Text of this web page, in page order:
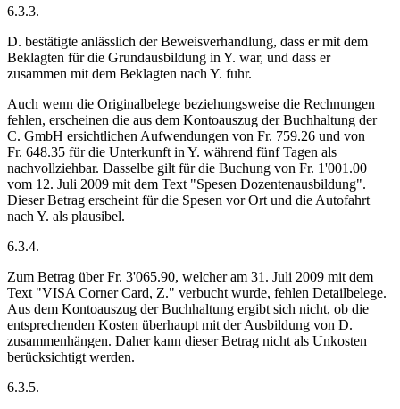
6.3.3.
D. bestätigte anlässlich der Beweisverhandlung, dass er mit dem
Beklagten für die Grundausbildung in Y. war, und dass er
zusammen mit dem Beklagten nach Y. fuhr.
Auch wenn die Originalbelege beziehungsweise die Rechnungen
fehlen, erscheinen die aus dem Kontoauszug der Buchhaltung der
C. GmbH ersichtlichen Aufwendungen von Fr. 759.26 und von
Fr. 648.35 für die Unterkunft in Y. während fünf Tagen als
nachvollziehbar. Dasselbe gilt für die Buchung von Fr. 1'001.00
vom 12. Juli 2009 mit dem Text "Spesen Dozentenausbildung".
Dieser Betrag erscheint für die Spesen vor Ort und die Autofahrt
nach Y. als plausibel.
6.3.4.
Zum Betrag über Fr. 3'065.90, welcher am 31. Juli 2009 mit dem
Text "VISA Corner Card, Z." verbucht wurde, fehlen Detailbelege.
Aus dem Kontoauszug der Buchhaltung ergibt sich nicht, ob die
entsprechenden Kosten überhaupt mit der Ausbildung von D.
zusammenhängen. Daher kann dieser Betrag nicht als Unkosten
berücksichtigt werden.
6.3.5.